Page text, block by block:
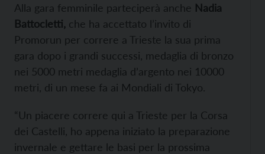
Alla gara femminile parteciperà anche Nadia
Battocletti, che ha accettato l’invito di
Promorun per correre a Trieste la sua prima
gara dopo i grandi successi, medaglia di bronzo
nei 5000 metri medaglia d’argento nei 10000
metri, di un mese fa ai Mondiali di Tokyo.
“Un piacere correre qui a Trieste per la Corsa
dei Castelli, ho appena iniziato la preparazione
invernale e gettare le basi per la prossima